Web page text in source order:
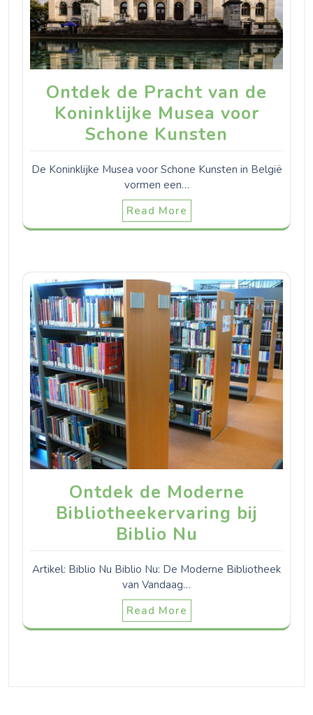
Ontdek de Pracht van de
Koninklijke Musea voor
Schone Kunsten
De Koninklijke Musea voor Schone Kunsten in België
vormen een…
Read More
Ontdek de Moderne
Bibliotheekervaring bij
Biblio Nu
Artikel: Biblio Nu Biblio Nu: De Moderne Bibliotheek
van Vandaag…
Read More